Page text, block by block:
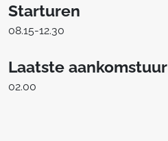
Starturen
08.15-12.30
Laatste aankomstuur
02.00